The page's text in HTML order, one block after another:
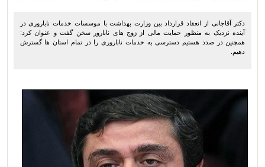
دکتر آقاجانی از انعقاد قرارداد بین وزارت بهداشت با موسسات خدمات ناباروری در
آینده نزدیک به منظور حمایت مالی از زوج های نابارور سخن گفت و عنوان کرد:
همچنین در صدد هستیم دسترسی به خدمات ناباروری را در تمام استان ها گسترش
دهیم.